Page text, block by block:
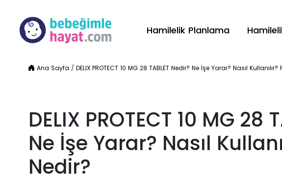
Hamilelik Planlama
Ana Sayfa /DELIX PROTECT 10 MG 28 TABLET Nedir? Ne İşe Yarar? Nasıl Kullanılır?
DELIX PROTECT 10 MG 28
Ne İşe Yarar? Nasıl
Nedir?